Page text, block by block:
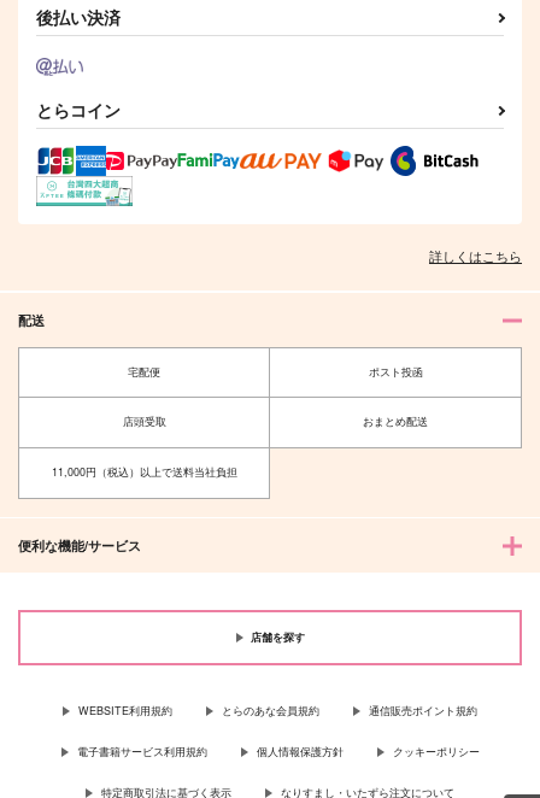
後払い決済
とらコイン
詳しくはこちら
配送
宅配便 ポスト投函
店頭受取 おまとめ配送
11,000円（税込）以上で送料当社負担
便利な機能/サービス
店舗を探す
WEBSITE利用規約 とらのあな会員規約 通信販売ポイント規約
電子書籍サービス利用規約 個人情報保護方針 クッキーポリシー
特定商取引法に基づく表示 なりすまし・いたずら注文について